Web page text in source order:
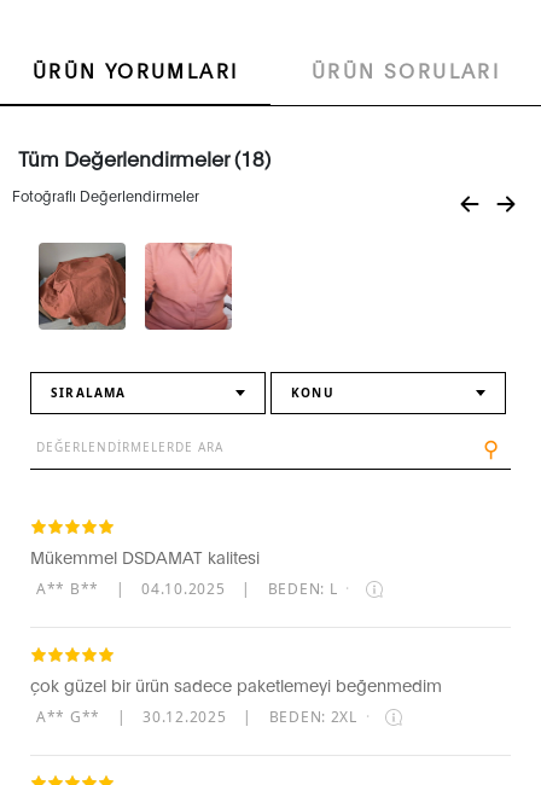
ÜRÜN YORUMLARI ÜRÜN SORULARI
Tüm Değerlendirmeler (18)
Fotoğraflı Değerlendirmeler
SIRALAMA KONU
⚲
Mükemmel DSDAMAT kalitesi
A** B** | 04.10.2025 | BEDEN: L ·
çok güzel bir ürün sadece paketlemeyi beğenmedim
A** G** | 30.12.2025 | BEDEN: 2XL ·